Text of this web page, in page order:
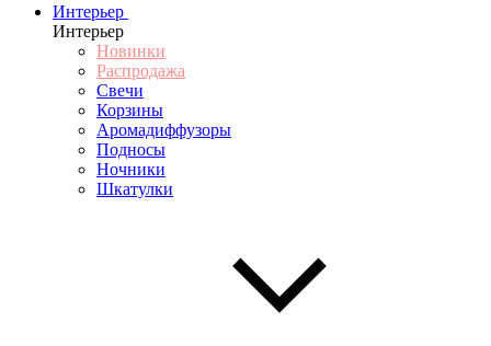
Интерьер
Интерьер
Новинки
Распродажа
Свечи
Корзины
Аромадиффузоры
Подносы
Ночники
Шкатулки